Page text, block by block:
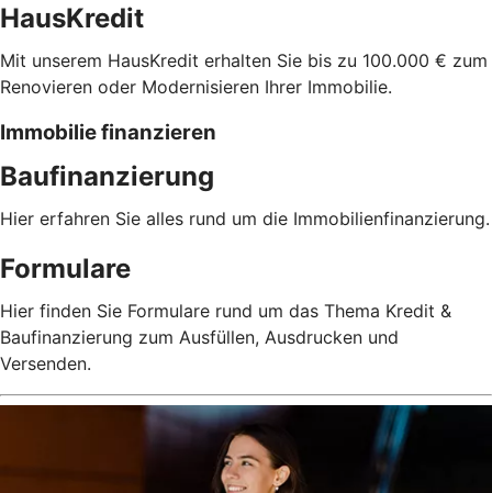
HausKredit
Mit unserem HausKredit erhalten Sie bis zu 100.000 € zum
Renovieren oder Modernisieren Ihrer Immobilie.
Immobilie finanzieren
Baufinanzierung
Hier erfahren Sie alles rund um die Immobilienfinanzierung.
Formulare
Hier finden Sie Formulare rund um das Thema Kredit &
Baufinanzierung zum Ausfüllen, Ausdrucken und
Versenden.